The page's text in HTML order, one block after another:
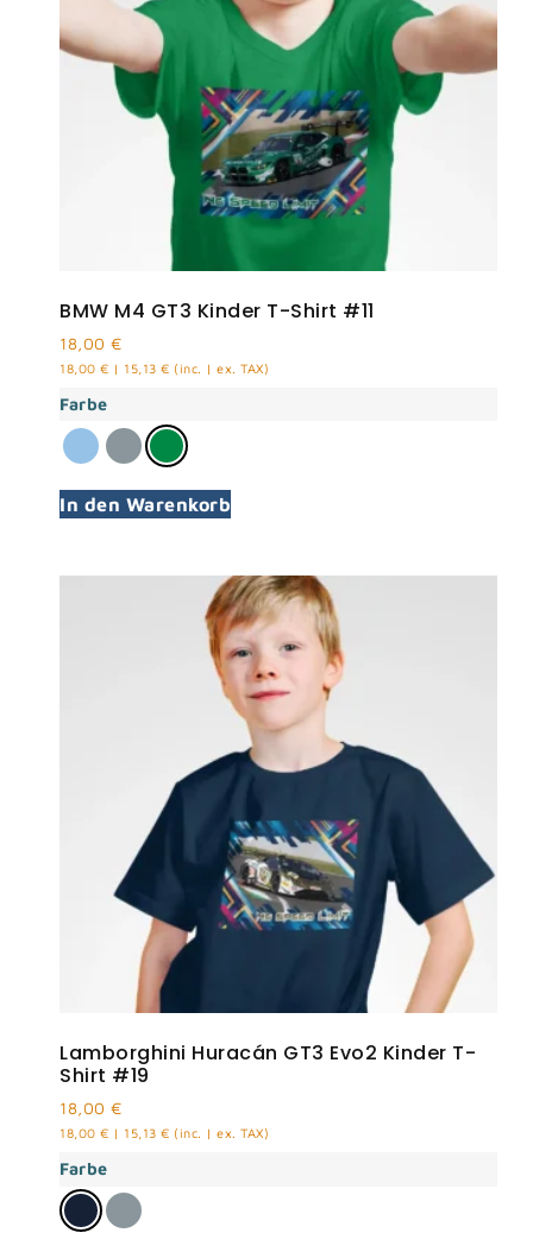
BMW M4 GT3 Kinder T-Shirt #11
18,00 €
18,00 € | 15,13 € (inc. | ex. TAX)
Farbe
In den Warenkorb
Lamborghini Huracán GT3 Evo2 Kinder T-
Shirt #19
18,00 €
18,00 € | 15,13 € (inc. | ex. TAX)
Farbe